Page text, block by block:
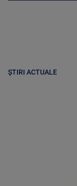
ȘTIRI ACTUALE